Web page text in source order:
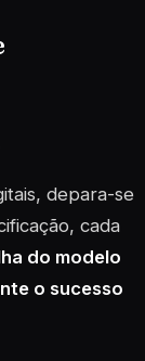
depara-se
cada
do modelo
o sucesso